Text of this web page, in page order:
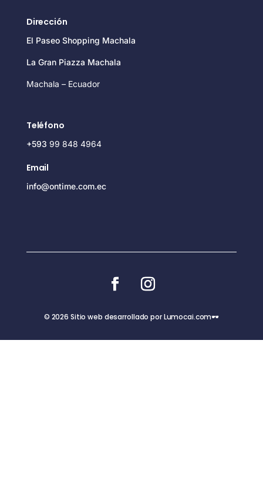
Dirección
El Paseo Shopping Machala
La Gran Piazza Machala
Machala – Ecuador
Teléfono
+593 99 848 4964
Email
info@ontime.com.ec
© 2026 Sitio web desarrollado por Lumocai.com🕶️